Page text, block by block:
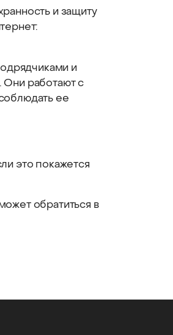
и защиту
и
Они работают с
ее
это покажется
обратиться в